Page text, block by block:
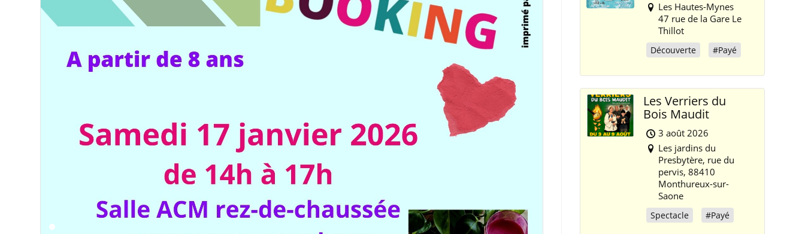
Les Hautes-Mynes
47 rue de la Gare Le
Thillot
Découverte #Payé
Les Verriers du
Bois Maudit
3 août 2026
Les jardins du
Presbytère, rue du
pervis, 88410
Monthureux-sur-
Saone
Spectacle #Payé